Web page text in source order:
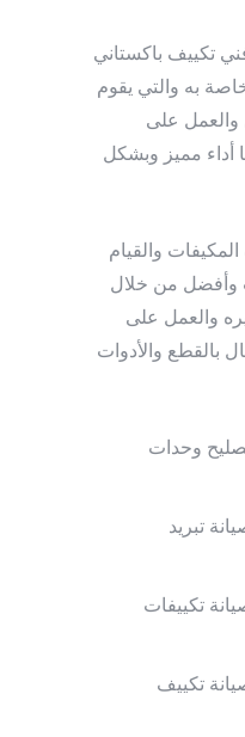
تكييف باكستاني
به والتي يقوم
والعمل على
أداء مميز وبشكل
والقيام
وأفضل من خلال
والعمل على
بالقطع والأدوات
وحدات
تبريد
تكييفات
تكييف